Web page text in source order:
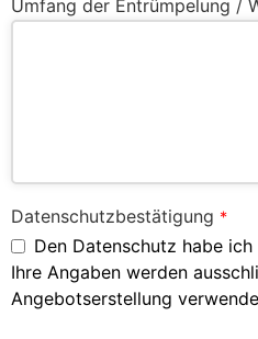
Umfang der Entrümpelung /
Datenschutzbestätigung *
Den Datenschutz habe
Ihre Angaben werden
Angebotserstellung